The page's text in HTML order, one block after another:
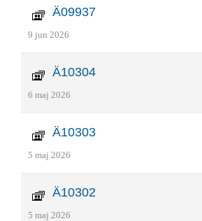
Ä09937
9 jun 2026
Ä10304
6 maj 2026
Ä10303
5 maj 2026
Ä10302
5 maj 2026